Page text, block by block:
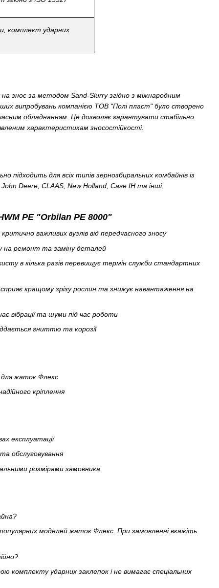
комплект ударних
знос за методом Sand-Slurry згідно з міжнародним
випробувань компанією ТОВ "Полі пласт" було створено
обладнанням. Це дозволяє гарантувати стабільно
характеристикам зносостійкості.
підходить для всіх типів зернозбиральних комбайнів із
Deere, CLAAS, New Holland, Case IH та інші.
PE "Orbilan PE 8000"
важливих вузлів від передчасного зносу
на ремонт та заміну деталей
в кілька разів перевищує термін служби стандартних
кращому зрізу рослин та знижує навантаження на
вібрації та шуми під час роботи
гниттю та корозії
для жаток Флекс
кріплення
експлуатації
обслуговування
розмірами замовника
моделей жаток Флекс. При замовленні вкажіть
комплекту ударних заклепок і не вимагає спеціальних